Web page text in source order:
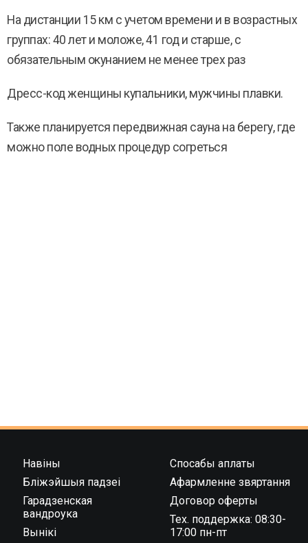
На дистанции 15 км с учетом времени и в возрастных
группах: 40 лет и моложе, 41 год и старше, с
обязательным окунанием не менее трех раз
Дресс-код женщины купальники, мужчины плавки.
Также планируется передвижная сауна на берегу, где
можно поле водных процедур согреться
Навіны
Бліжэйшыя падзеі
Гарадзенская
вандроука
Вынікі
Спосабы аплаты
Афармленне звяртання
Договор оферты
Тех. поддержка: 08:30-
17:00 пн-пт